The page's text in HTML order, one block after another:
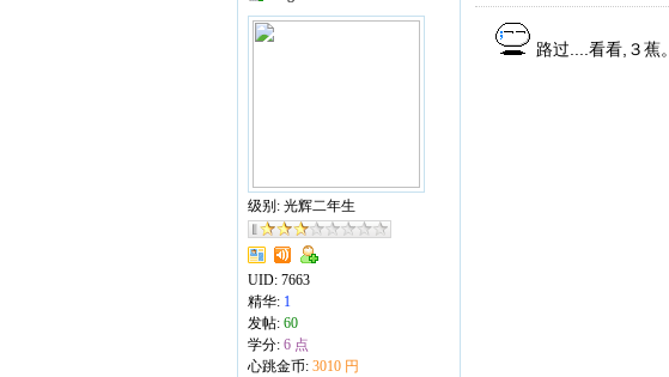
级别: 光辉二年生
UID: 7663
精华: 1
发帖: 60
学分: 6 点
心跳金币: 3010 円
路过....看看,３蕉。